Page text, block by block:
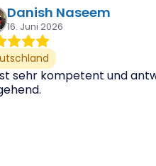
Danish Naseem
16. Juni 2026
sehr kompetent und